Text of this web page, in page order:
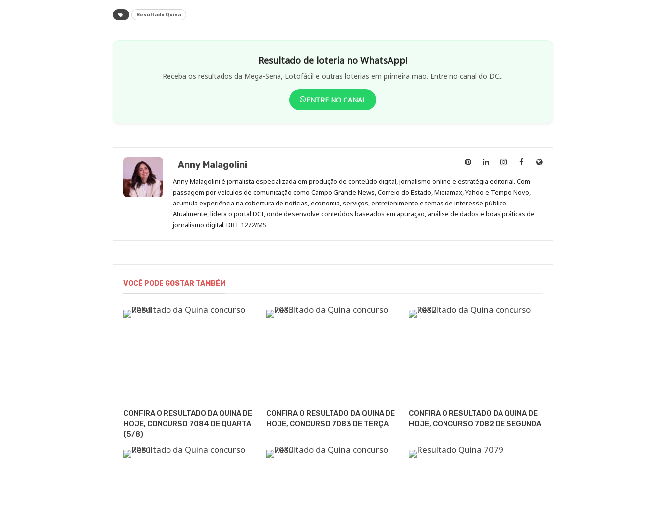
Resultado Quina
Resultado de loteria no WhatsApp!
Receba os resultados da Mega-Sena, Lotofácil e outras loterias em primeira mão. Entre no canal do DCI.
ENTRE NO CANAL
Anny Malagolini
Anny
no
Pinterest
Anny
no
LinkedIn
Anny
no
Instagram
Anny
no
Facebook
Site
Anny Malagolini é jornalista especializada em produção de conteúdo digital, jornalismo online e estratégia editorial. Com
passagem por veículos de comunicação como Campo Grande News, Correio do Estado, Midiamax, Yahoo e Tempo Novo,
acumula experiência na cobertura de notícias, economia, serviços, entretenimento e temas de interesse público.
Atualmente, lidera o portal DCI, onde desenvolve conteúdos baseados em apuração, análise de dados e boas práticas de
jornalismo digital. DRT 1272/MS
VOCÊ PODE GOSTAR TAMBÉM
CONFIRA O RESULTADO DA QUINA DE
HOJE, CONCURSO 7084 DE QUARTA
(5/8)
CONFIRA O RESULTADO DA QUINA DE
HOJE, CONCURSO 7083 DE TERÇA
CONFIRA O RESULTADO DA QUINA DE
HOJE, CONCURSO 7082 DE SEGUNDA